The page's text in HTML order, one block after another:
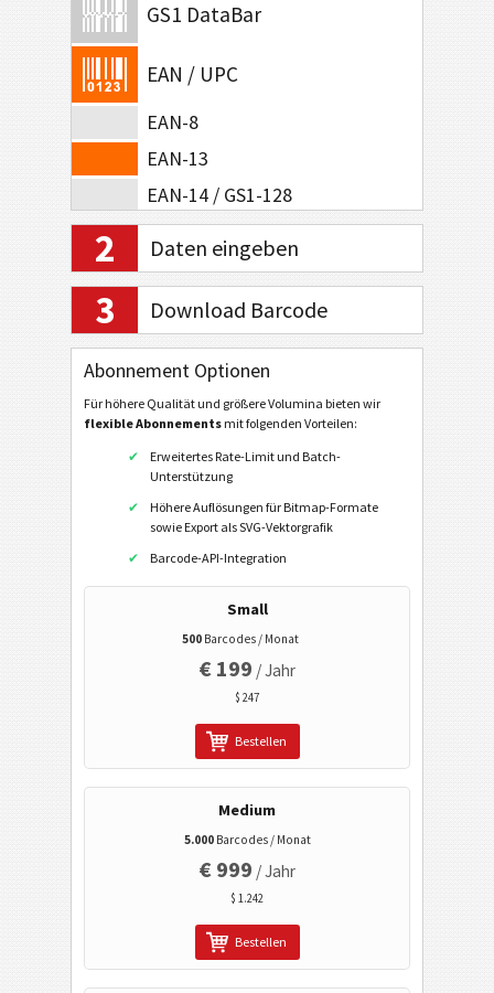
GS1 DataBar
EAN / UPC
EAN-8
EAN-13
EAN-14 / GS1-128
EAN-8 Composite Symbology
EAN-13 Composite Symbology
UPC-A
UPC-E
UPC-A Composite Symbology
UPC-E Composite Symbology
2D Barcodes
GS1 2D Barcodes
Electronic Banking / SEPA
Mobile Tagging
Gesundheitswesen
ISBN Codes
Visitenkarten
Kalender Codes
Wi-Fi Barcodes
2 Daten eingeben
3 Download Barcode
Abonnement Optionen
Für höhere Qualität und größere Volumina bieten wir
flexible Abonnements mit folgenden Vorteilen:
Erweitertes Rate-Limit und Batch-
Unterstützung
Höhere Auflösungen für Bitmap-Formate
sowie Export als SVG-Vektorgrafik
Barcode-API-Integration
Small
500 Barcodes / Monat
€ 199 / Jahr
$ 247
Bestellen
Medium
5.000Barcodes / Monat
€ 999 / Jahr
$ 1.242
Bestellen